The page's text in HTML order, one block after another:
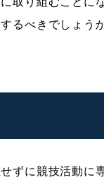
るべきでしょうか
ずに競技活動